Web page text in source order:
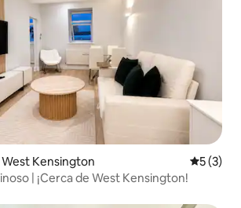
Kensington
5 (3)
| ¡Cerca de West Kensington!